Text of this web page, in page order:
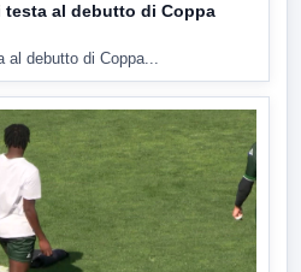
al debutto di Coppa
al debutto di Coppa...